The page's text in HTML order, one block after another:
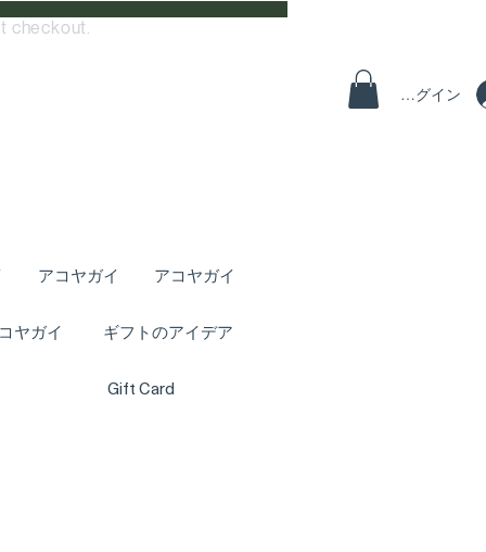
checkout.
ログイン
アコヤガイ アコヤガイ
ヤガイ ギフトのアイデア
Gift Card